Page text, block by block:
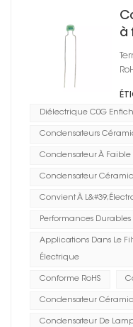
à
Diélectrique C0G
Condensateurs
Condensateur À Faible
Condensateur
Convient À
Performances Durables
Applications Dans Le
Électrique
Conforme RoHS
Condensateur
Condensateur De